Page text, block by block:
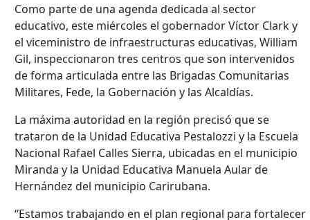
Como parte de una agenda dedicada al sector
educativo, este miércoles el gobernador Víctor Clark y
el viceministro de infraestructuras educativas, William
Gil, inspeccionaron tres centros que son intervenidos
de forma articulada entre las Brigadas Comunitarias
Militares, Fede, la Gobernación y las Alcaldías.
La máxima autoridad en la región precisó que se
trataron de la Unidad Educativa Pestalozzi y la Escuela
Nacional Rafael Calles Sierra, ubicadas en el municipio
Miranda y la Unidad Educativa Manuela Aular de
Hernández del municipio Carirubana.
“Estamos trabajando en el plan regional para fortalecer